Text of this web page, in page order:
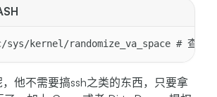
kernel/randomize_va_space # 查看是
他不需要搞ssh之类的东西，只要拿